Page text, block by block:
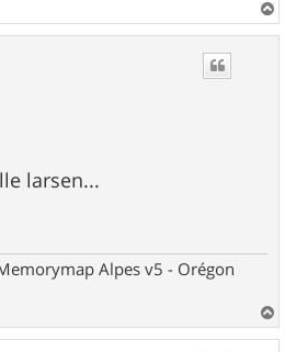
a
larsen...
Alpes v5 - Orégon
a